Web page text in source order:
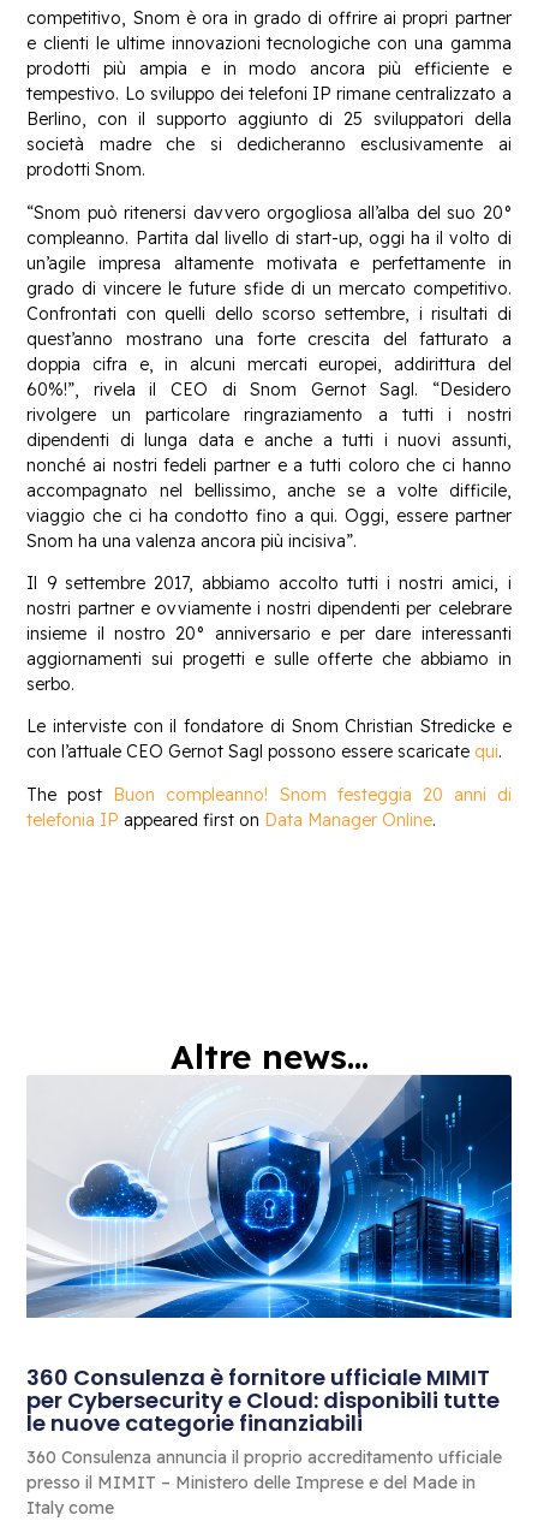
competitivo, Snom è ora in grado di offrire ai propri partner
e clienti le ultime innovazioni tecnologiche con una gamma
prodotti più ampia e in modo ancora più efficiente e
tempestivo. Lo sviluppo dei telefoni IP rimane centralizzato a
Berlino, con il supporto aggiunto di 25 sviluppatori della
società madre che si dedicheranno esclusivamente ai
prodotti Snom.
“Snom può ritenersi davvero orgogliosa all’alba del suo 20°
compleanno. Partita dal livello di start-up, oggi ha il volto di
un’agile impresa altamente motivata e perfettamente in
grado di vincere le future sfide di un mercato competitivo.
Confrontati con quelli dello scorso settembre, i risultati di
quest’anno mostrano una forte crescita del fatturato a
doppia cifra e, in alcuni mercati europei, addirittura del
60%!”, rivela il CEO di Snom Gernot Sagl. “Desidero
rivolgere un particolare ringraziamento a tutti i nostri
dipendenti di lunga data e anche a tutti i nuovi assunti,
nonché ai nostri fedeli partner e a tutti coloro che ci hanno
accompagnato nel bellissimo, anche se a volte difficile,
viaggio che ci ha condotto fino a qui. Oggi, essere partner
Snom ha una valenza ancora più incisiva”.
Il 9 settembre 2017, abbiamo accolto tutti i nostri amici, i
nostri partner e ovviamente i nostri dipendenti per celebrare
insieme il nostro 20° anniversario e per dare interessanti
aggiornamenti sui progetti e sulle offerte che abbiamo in
serbo.
Le interviste con il fondatore di Snom Christian Stredicke e
con l’attuale CEO Gernot Sagl possono essere scaricate qui.
The post Buon compleanno! Snom festeggia 20 anni di
telefonia IP appeared first on Data Manager Online.
Altre news...
360 Consulenza è fornitore ufficiale MIMIT
per Cybersecurity e Cloud: disponibili tutte
le nuove categorie finanziabili
360 Consulenza annuncia il proprio accreditamento ufficiale
presso il MIMIT – Ministero delle Imprese e del Made in
Italy come